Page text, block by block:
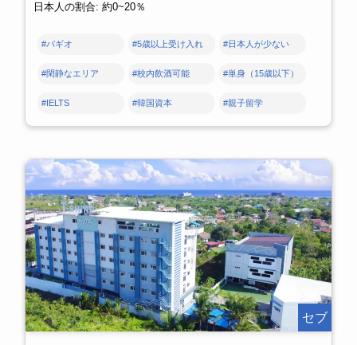
日本人の割合: 約0~20％
#バギオ #5歳以上受け入れ #日本人が少ない
#閑静なエリア #校内飲酒可能 #単身（15歳以下）
#IELTS #韓国資本 #親子留学
セブ